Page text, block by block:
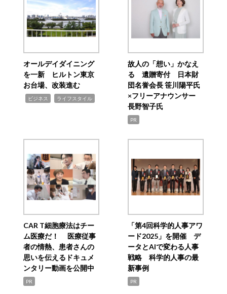
オールデイダイニング
を一新 ヒルトン東京
お台場、改装進む
ビジネス ライフスタイル
故人の「想い」かなえ
る 遺贈寄付 日本財
団名誉会長 笹川陽平氏
×フリーアナウンサー
長野智子氏
PR
CAR T細胞療法はチー
ム医療だ！ 医療従事
者の情熱、患者さんの
思いを伝えるドキュメ
ンタリー動画を公開中
PR
「第4回科学的人事アワ
ード2025」を開催 デ
ータとAIで変わる人事
戦略 科学的人事の最
新事例
PR